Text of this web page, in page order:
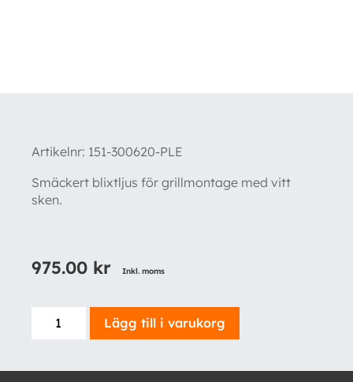
Artikelnr: 151-300620-PLE
Smäckert blixtljus för grillmontage med vitt
sken.
975.00 kr Inkl. moms
Riktat
Lägg till i varukorg